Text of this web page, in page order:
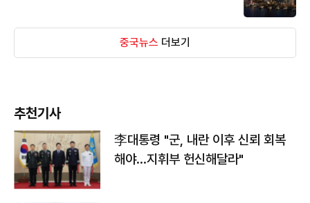
중국뉴스 더보기
추천기사
李대통령 "군, 내란 이후 신뢰 회복
해야…지휘부 헌신해달라"